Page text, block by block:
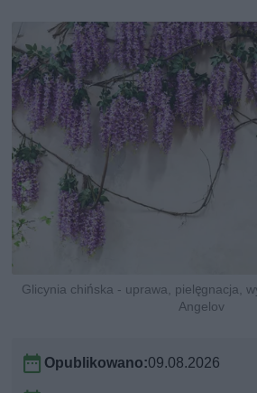
Glicynia chińska - uprawa, pielęgnacja,
Angelov
Opublikowano:09.08.2026